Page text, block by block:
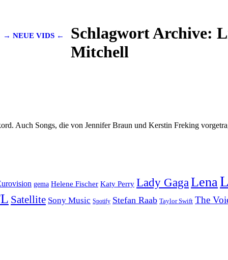
→ NEUE VIDS ← Schlagwort Archive:
Mitchell
Auch Songs, die von Jennifer Braun und Kerstin Freking
gema Helene Fischer Katy Perry Lady GagaLena
Satellite Sony Music Spotify Stefan Raab Taylor Swift The